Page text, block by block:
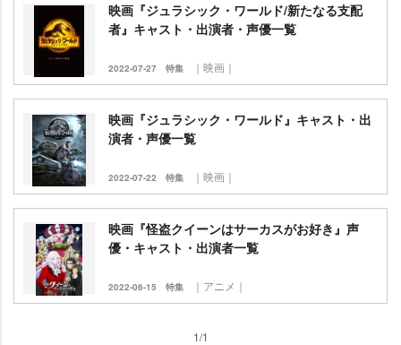
映画『ジュラシック・ワールド/新たなる支配
者』キャスト・出演者・声優一覧
2022-07-27 特集 ｜映画｜
映画『ジュラシック・ワールド』キャスト・出
演者・声優一覧
2022-07-22 特集 ｜映画｜
映画『怪盗クイーンはサーカスがお好き』声
優・キャスト・出演者一覧
2022-06-15 特集 ｜アニメ｜
1/1